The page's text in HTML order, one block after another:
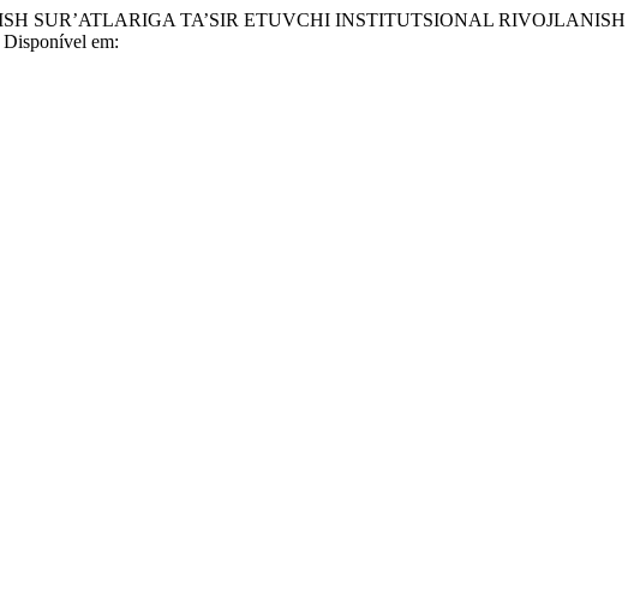
SUR’ATLARIGA TA’SIR ETUVCHI INSTITUTSIONAL RIVOJLANISH
em: